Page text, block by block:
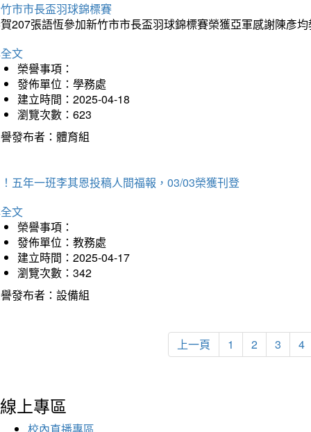
市市長盃羽球錦標賽
207張語恆參加新竹市市長盃羽球錦標賽榮獲亞軍感謝陳彥
文
榮譽事項：
發佈單位：學務處
建立時間：2025-04-18
瀏覽次數：623
發布者：體育組
五年一班李其恩投稿人間福報，03/03榮獲刊登
文
榮譽事項：
發佈單位：教務處
建立時間：2025-04-17
瀏覽次數：342
發布者：設備組
上一頁 1 2 3 4
線上專區